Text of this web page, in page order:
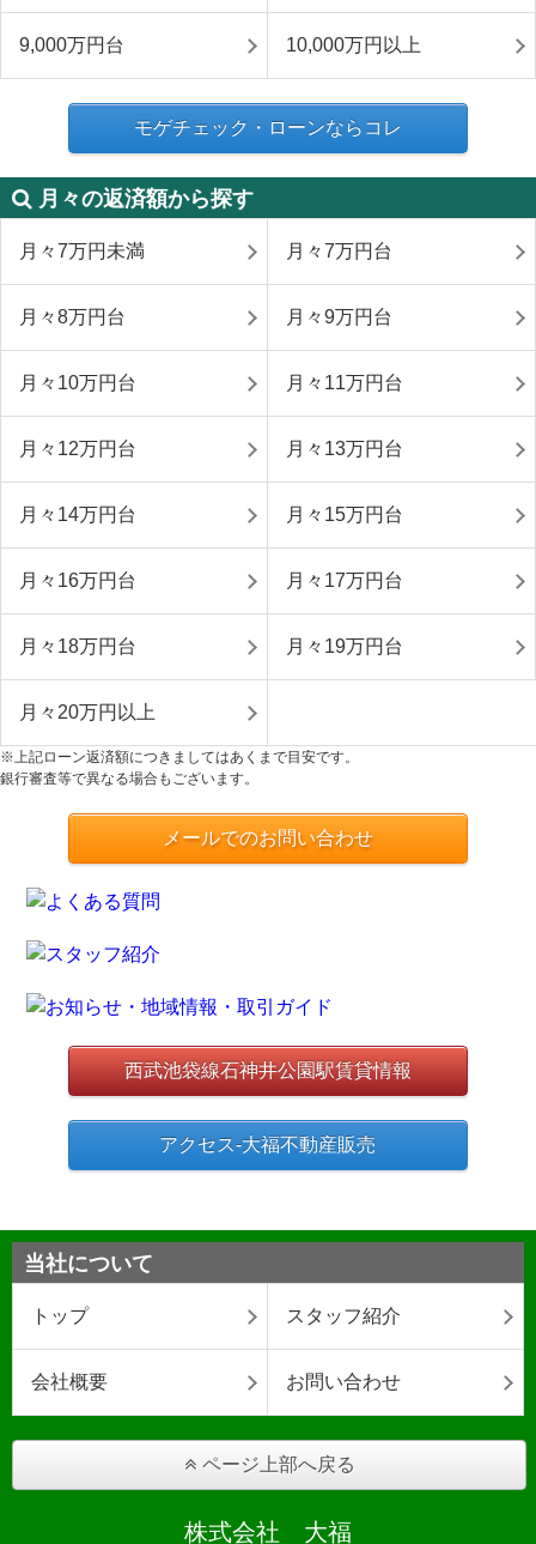
9,000万円台 10,000万円以上
モゲチェック・ローンならコレ
月々の返済額から探す
月々7万円未満 月々7万円台
月々8万円台 月々9万円台
月々10万円台 月々11万円台
月々12万円台 月々13万円台
月々14万円台 月々15万円台
月々16万円台 月々17万円台
月々18万円台 月々19万円台
月々20万円以上
※上記ローン返済額につきましてはあくまで目安です。
銀行審査等で異なる場合もございます。
メールでのお問い合わせ
西武池袋線石神井公園駅賃貸情報
アクセス-大福不動産販売
当社について
トップ スタッフ紹介
会社概要 お問い合わせ
ページ上部へ戻る
株式会社 大福